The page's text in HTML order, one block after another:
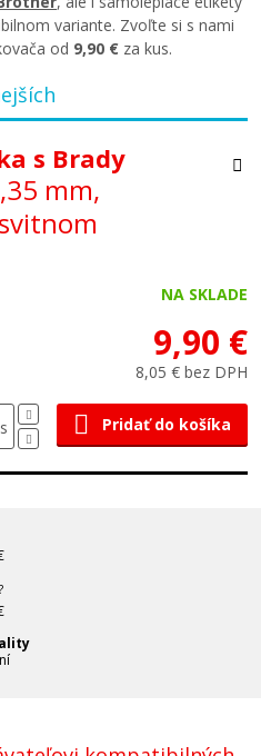
variante. Zvoľte si s nami
od 9,90 € za kus.
s Brady
mm,
NA SKLADE
9,90 €
8,05 € bez DPH
Pridať do košíka
?